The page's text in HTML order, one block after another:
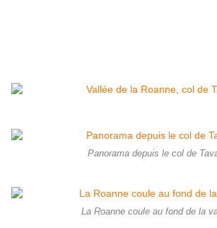
Panorama depuis le col de
La Roanne coule au fond de la